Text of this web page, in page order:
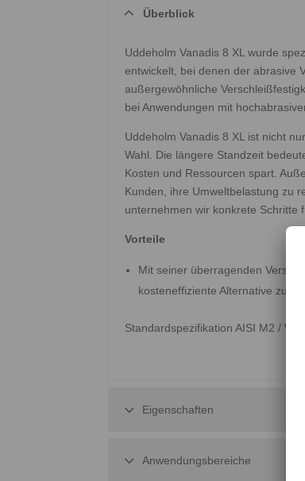
Überblick
Uddeholm Vanadis 8 XL wurde
entwickelt, bei denen der abrasive
außergewöhnliche
bei Anwendungen mit
Uddeholm Vanadis 8 XL ist nicht
Wahl. Die längere Standzeit
Kosten und Ressourcen spart.
Kunden, ihre Umweltbelastung zu
unternehmen wir konkrete Schritte
Vorteile
Mit seiner überragenden
kosteneffiziente Alternative zu
Standardspezifikation AISI M2 /
Eigenschaften
Anwendungsbereiche